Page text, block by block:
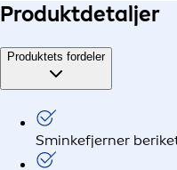
Produktdetaljer
Produktets fordeler
Sminkefjerner